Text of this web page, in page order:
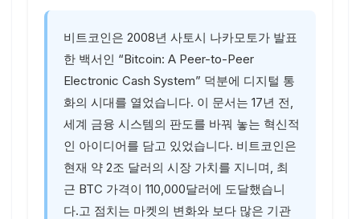
비트코인은 2008년 사토시 나카모토가 발표
한 백서인 “Bitcoin: A Peer-to-Peer
Electronic Cash System” 덕분에 디지털 통
화의 시대를 열었습니다. 이 문서는 17년 전,
세계 금융 시스템의 판도를 바꿔 놓는 혁신적
인 아이디어를 담고 있었습니다. 비트코인은
현재 약 2조 달러의 시장 가치를 지니며, 최
근 BTC 가격이 110,000달러에 도달했습니
다.고 점치는 마켓의 변화와 보다 많은 기관